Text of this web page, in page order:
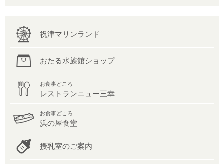
祝津マリンランド
おたる水族館ショップ
お食事どころ
レストランニュー三幸
お食事どころ
浜の屋食堂
授乳室のご案内